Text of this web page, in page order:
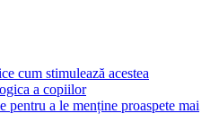
cum stimulează acestea
a copiilor
a le menține proaspete mai